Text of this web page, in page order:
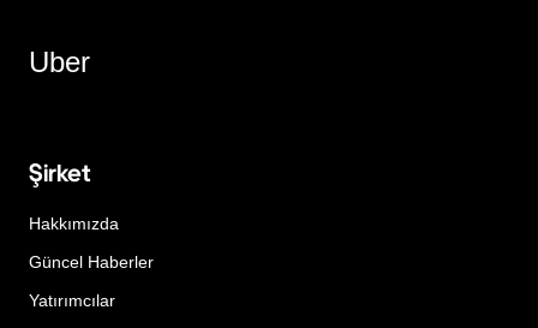
Uber
Şirket
Hakkımızda
Güncel Haberler
Yatırımcılar